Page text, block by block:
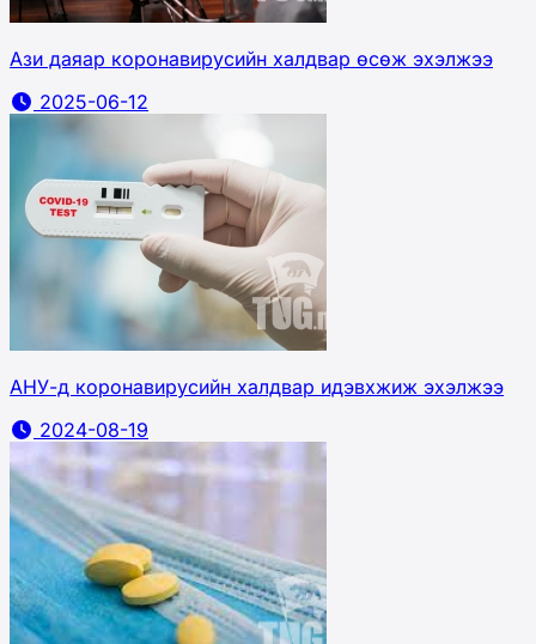
Ази даяар коронавирусийн халдвар өсөж эхэлжээ
2025-06-12
АНУ-д коронавирусийн халдвар идэвхжиж эхэлжээ
2024-08-19